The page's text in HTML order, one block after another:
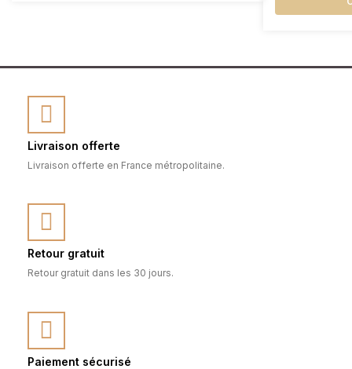
Livraison offerte
Livraison offerte en France métropolitaine.
Retour gratuit
Retour gratuit dans les 30 jours.
Paiement sécurisé